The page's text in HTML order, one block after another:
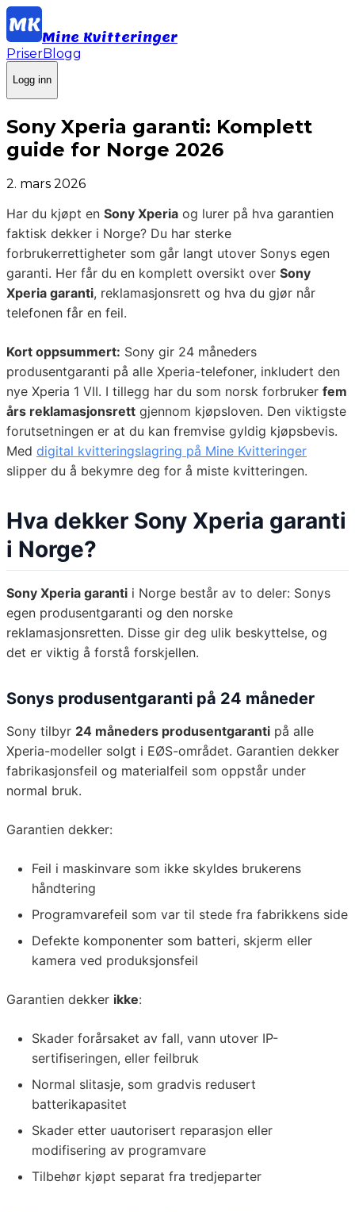
Mine Kvitteringer
PriserBlogg
Logg inn
Sony Xperia garanti: Komplett
guide for Norge 2026
2. mars 2026
Har du kjøpt en Sony Xperia og lurer på hva garantien
faktisk dekker i Norge? Du har sterke
forbrukerrettigheter som går langt utover Sonys egen
garanti. Her får du en komplett oversikt over Sony
Xperia garanti, reklamasjonsrett og hva du gjør når
telefonen får en feil.
Kort oppsummert: Sony gir 24 måneders
produsentgaranti på alle Xperia-telefoner, inkludert den
nye Xperia 1 VII. I tillegg har du som norsk forbruker fem
års reklamasjonsrett gjennom kjøpsloven. Den viktigste
forutsetningen er at du kan fremvise gyldig kjøpsbevis.
Med digital kvitteringslagring på Mine Kvitteringer
slipper du å bekymre deg for å miste kvitteringen.
Hva dekker Sony Xperia garanti
i Norge?
Sony Xperia garanti i Norge består av to deler: Sonys
egen produsentgaranti og den norske
reklamasjonsretten. Disse gir deg ulik beskyttelse, og
det er viktig å forstå forskjellen.
Sonys produsentgaranti på 24 måneder
Sony tilbyr 24 måneders produsentgaranti på alle
Xperia-modeller solgt i EØS-området. Garantien dekker
fabrikasjonsfeil og materialfeil som oppstår under
normal bruk.
Garantien dekker:
Feil i maskinvare som ikke skyldes brukerens
håndtering
Programvarefeil som var til stede fra fabrikkens side
Defekte komponenter som batteri, skjerm eller
kamera ved produksjonsfeil
Garantien dekker ikke:
Skader forårsaket av fall, vann utover IP-
sertifiseringen, eller feilbruk
Normal slitasje, som gradvis redusert
batterikapasitet
Skader etter uautorisert reparasjon eller
modifisering av programvare
Tilbehør kjøpt separat fra tredjeparter